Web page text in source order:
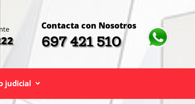
Contacta con Nosotros
697 421 510
judicial